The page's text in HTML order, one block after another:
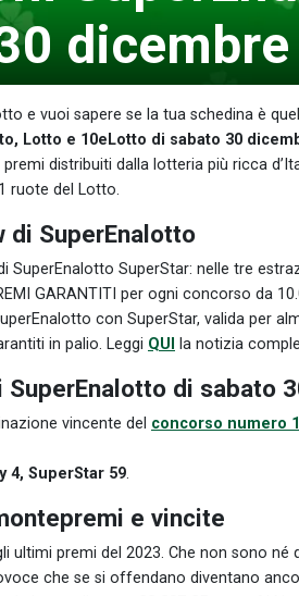
e vuoi sapere se la tua schedina è
Lotto e 10eLotto di sabato 30
distribuiti dalla lotteria più ricca
ruote del Lotto.
di SuperEnalotto
SuperEnalotto SuperStar: nelle tre
GARANTITI per ogni concorso da
con SuperStar, valida per
in palio. Leggi QUI la notizia
SuperEnalotto di sabato
vincente del concorso numero
4, SuperStar 59.
e vincite
ultimi premi del 2023. Che non sono né
che se si offendano diventano